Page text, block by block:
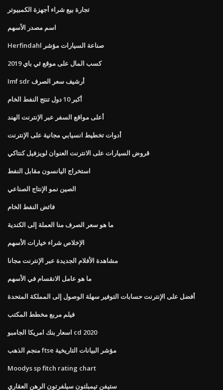
تجارة بيع شراء أجهزة الكمبيوتر
اسم مصدر الأسهم
Herfindahl صناعة السيارات مؤشر
كسب المال على موقع ئي باي 2019
Imf sdr أرشيف سعر الصرف
أكبر 10 دول تنتج النفط الخام
أعلى مواقع السفر عبر الإنترنت الهند
أدوات تخطيط انسيابي مجانية على الإنترنت
قروض السيارات على الانترنت العنوان لويزفيل كنتاكي
استخراج اليانسون مقابل النفط
الصين نمو الإنتاج الصناعي
فائض النفط الخام
ما هو سعر الصرف منا العملة إلى الكندية
الإخلاص شراء خيارات الأسهم
مشاهدة الأفلام الجديدة عبر الإنترنت مجانا
ما هو عامل الانقسام في الأسهم
أفضل على الإنترنت حسابات التوفير سهلة الوصول إلى المملكة المتحدة
فيلم مربع مخطط المكتب
اسعار بنك امريكا الجامبو cd 2020
منجم الذهب ftse مؤشر البيانات التاريخية
Moodys sp fitch rating chart
ستيفن تيمبلتون سيلفرتون الرهن العقاري